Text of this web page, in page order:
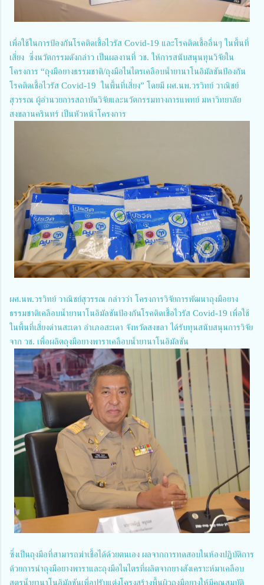
เพื่อใช้ในการป้องกันโรคติดเชื้อไวรัส Covid-19 และโรคติดเชื้ออื่นๆ ในพื้นที่
เสี่ยง ซึ่งนวัตกรรมดังกล่าว เป็นผลงานที่ วช. ให้การสนับสนุนทุนวิจัยใน
โครงการ “ถุงมือยางธรรมชาติ/ถุงมือไนไตรเคลือบน้ำยานาโนอิมัลชันป้องกัน
โรคติดเชื้อไวรัส Covid-19 ในพื้นที่เสี่ยง” โดยมี ผศ.นพ.วรวิทย์ วาณิชย์
สุวรรณ ผู้อำนวยการสถาบันวิจัยและนวัตกรรมทางการแพทย์ มหาวิทยาลัย
สงขลานครินทร์ เป็นหัวหน้าโครงการ
ผศ.นพ.วรวิทย์ วาณิชย์สุวรรณ กล่าวว่า โครงการวิจัยการพัฒนาถุงมือยาง
ธรรมชาติเคลือบน้ำยานาโนอิมัลชันป้องกันโรคติดเชื้อไวรัส Covid-19 เพื่อใช้
ในพื้นที่เสี่ยงด่านสะเดา อำเภอสะเดา จังหวัดสงขลา ได้รับทุนสนับสนุนการวิจัย
จาก วช. เพื่อผลิตถุงมือยางพาราเคลือบน้ำยานาโนอิมัลชัน
ซึ่งเป็นถุงมือที่สามารถฆ่าเชื้อได้ด้วยตนเอง ผลจากการทดสอบในห้องปฏิบัติการ
ด้วยการนำถุงมือยางพาราและถุงมือไนไตรที่ผลิตจากยางสังเคราะห์มาเคลือบ
สูตรน้ำยานาโนอิมัลชันเพื่อปรับแต่งโครงสร้างพื้นผิวถุงมือยางให้มีคุณสมบัติ